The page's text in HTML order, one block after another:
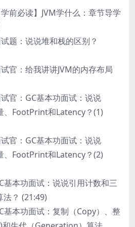
前必读】JVM学什么：章节导学
题：说说堆和栈的区别？
官：给我讲讲JVM的内存布局
官：GC基本功面试：说说
、FootPrint和Latency？(1)
官：GC基本功面试：说说
、FootPrint和Latency？(2)
基本功面试：说说引用计数和三
法？ (21:49)
基本功面试：复制（Copy）、整